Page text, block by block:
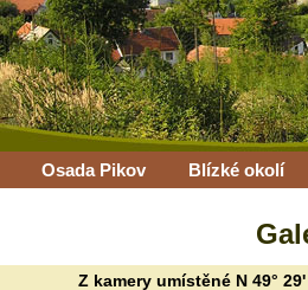
Osada Pikov Blízké okolí
Z kameryumístěné N 49°